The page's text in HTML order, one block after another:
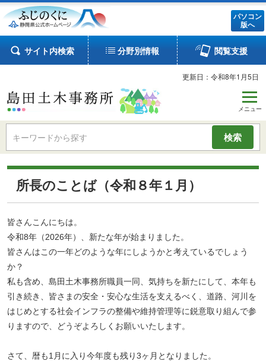
パソコン
版へ
サイト内検索 分野別情報 閲覧支援
更新日：令和8年1月5日
検索
所長のことば（令和８年１月）
皆さんこんにちは。
令和8年（2026年）、新たな年が始まりました。
皆さんはこの一年どのような年にしようかと考えているでしょう
か？
私も含め、島田土木事務所職員一同、気持ちを新たにして、本年も
引き続き、皆さまの安全・安心な生活を支えるべく、道路、河川を
はじめとする社会インフラの整備や維持管理等に鋭意取り組んで参
りますので、どうぞよろしくお願いいたします。
さて、暦も1 月に入り今年度も残り3ヶ月となりました。